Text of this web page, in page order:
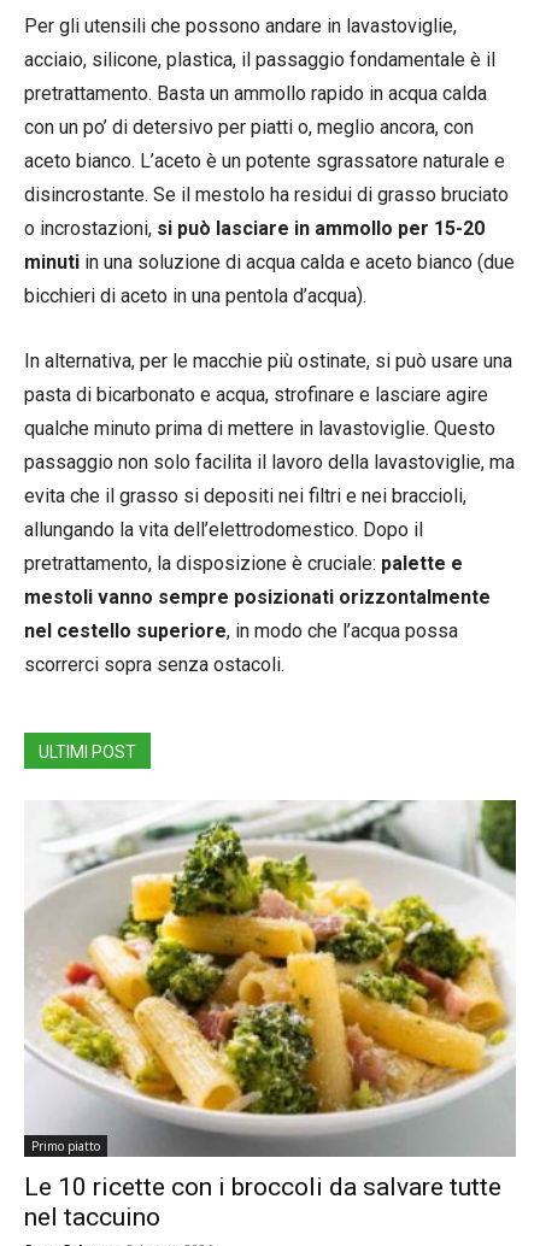
Per gli utensili che possono andare in lavastoviglie,
acciaio, silicone, plastica, il passaggio fondamentale è il
pretrattamento. Basta un ammollo rapido in acqua calda
con un po’ di detersivo per piatti o, meglio ancora, con
aceto bianco. L’aceto è un potente sgrassatore naturale e
disincrostante. Se il mestolo ha residui di grasso bruciato
o incrostazioni, si può lasciare in ammollo per 15-20
minuti in una soluzione di acqua calda e aceto bianco (due
bicchieri di aceto in una pentola d’acqua).
In alternativa, per le macchie più ostinate, si può usare una
pasta di bicarbonato e acqua, strofinare e lasciare agire
qualche minuto prima di mettere in lavastoviglie. Questo
passaggio non solo facilita il lavoro della lavastoviglie, ma
evita che il grasso si depositi nei filtri e nei braccioli,
allungando la vita dell’elettrodomestico. Dopo il
pretrattamento, la disposizione è cruciale: palette e
mestoli vanno sempre posizionati orizzontalmente
nel cestello superiore, in modo che l’acqua possa
scorrerci sopra senza ostacoli.
ULTIMI POST
Primo piatto
Le 10 ricette con i broccoli da salvare tutte
nel taccuino